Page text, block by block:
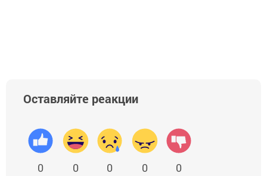
Оставляйте реакции
0 0 0 0 0